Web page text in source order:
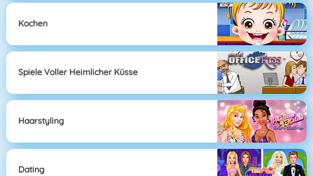
Kochen
Spiele Voller Heimlicher Küsse
Haarstyling
Dating